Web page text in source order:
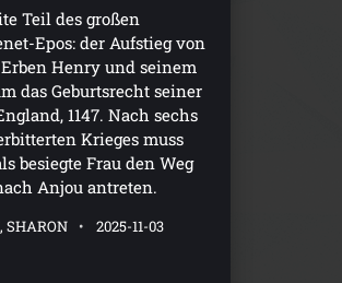
Teil des großen
Epos: der Aufstieg von
Henry und seinem
das Geburtsrecht seiner
1147. Nach sechs
Krieges muss
besiegte Frau den Weg
Anjou antreten.
SHARON 2025-11-03